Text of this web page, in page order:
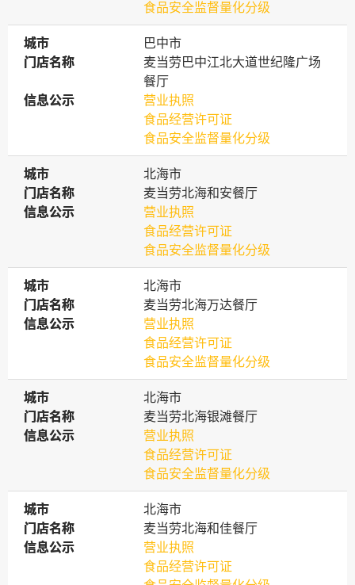
食品安全监督量化分级
城市
城市
巴中市
门店名称
门店名称
麦当劳巴中江北大道世纪隆广场
餐厅
信息公示
信息公示
营业执照
食品经营许可证
食品安全监督量化分级
城市
城市
北海市
门店名称
门店名称
麦当劳北海和安餐厅
信息公示
信息公示
营业执照
食品经营许可证
食品安全监督量化分级
城市
城市
北海市
门店名称
门店名称
麦当劳北海万达餐厅
信息公示
信息公示
营业执照
食品经营许可证
食品安全监督量化分级
城市
城市
北海市
门店名称
门店名称
麦当劳北海银滩餐厅
信息公示
信息公示
营业执照
食品经营许可证
食品安全监督量化分级
城市
城市
北海市
门店名称
门店名称
麦当劳北海和佳餐厅
信息公示
信息公示
营业执照
食品经营许可证